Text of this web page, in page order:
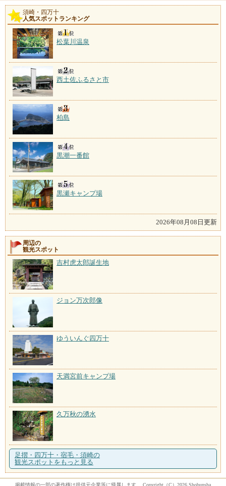
須崎・四万十
人気スポットランキング
松葉川温泉
西土佐ふるさと市
柏島
黒潮一番館
黒瀬キャンプ場
2026年08月08日更新
周辺の
観光スポット
吉村虎太郎誕生地
ジョン万次郎像
ゆういんぐ四万十
天満宮前キャンプ場
久万秋の湧水
足摺・四万十・宿毛・須崎の
観光スポットをもっと見る